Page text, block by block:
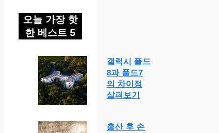
오늘 가장 핫
한 베스트 5
갤럭시 폴드
8과 폴드7
의 차이점
살펴보기
출산 후 손